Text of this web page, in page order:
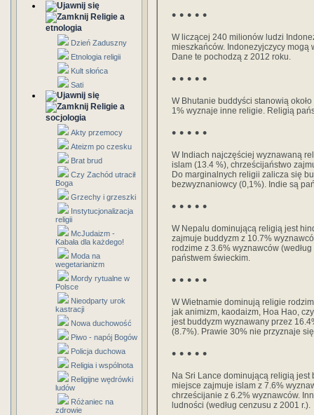
Religie a
etnologia
Dzień Zaduszny
Etnologia religii
Kult słońca
Sati
Religie a
socjologia
Akty przemocy
Ateizm po czesku
Brat brud
Czy Zachód utracił
Boga
Grzechy i grzeszki
Instytucjonalizacja
religii
McJudaizm -
Kabała dla każdego!
Moda na
wegetarianizm
Mordy rytualne w
Polsce
Nieodparty urok
kastracji
Nowa duchowość
Piwo - napój Bogów
Policja duchowa
Religia i wspólnota
Religijne wędrówki
ludów
Różaniec na
zdrowie
• • • • •
W liczącej 240 milionów ludzi
mieszkańców. Indonezyjczycy
Dane te pochodzą z 2012 roku.
• • • • •
W Bhutanie buddyści stanowią
1% wyznaje inne religie. Religią
• • • • •
W Indiach najczęściej wyznawaną
islam (13.4 %), chrześcijaństwo
Do marginalnych religii zalicza się
bezwyznaniowcy (0,1%). Indie są
• • • • •
W Nepalu dominującą religią jest
zajmuje buddyzm z 10.7%
rodzime z 3.6% wyznawców
państwem świeckim.
• • • • •
W Wietnamie dominują religie
jak animizm, kaodaizm, Hoa Hao,
jest buddyzm wyznawany przez
(8.7%). Prawie 30% nie przyznaje
• • • • •
Na Sri Lance dominującą religią
miejsce zajmuje islam z 7.6%
chrześcijanie z 6.2% wyznawców.
ludności (według cenzusu z 2001 r.).